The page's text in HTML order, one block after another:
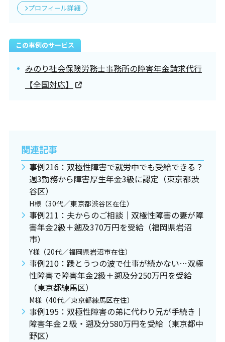
プロフィール詳細
この事例のサービス
みのり社会保険労務士事務所の障害年金請求代行
【全国対応】
関連記事
事例216：双極性障害で就労中でも受給できる？
週3勤務から障害厚生年金3級に認定（東京都渋
谷区）
H様（30代／東京都渋谷区在住）
事例211：夫からのご相談｜双極性障害の妻が障
害年金2級＋遡及370万円を受給（福岡県岩沼
市）
Y様（20代／福岡県岩沼市在住）
事例210：躁とうつの波で仕事が続かない…双極
性障害で障害年金2級＋遡及分250万円を受給
（東京都練馬区）
M様（40代／東京都練馬区在住）
事例195：双極性障害の弟に代わり兄が手続き｜
障害年金２級・遡及分580万円を受給（東京都中
野区）